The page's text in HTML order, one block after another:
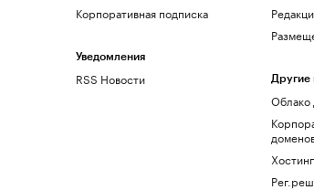
Корпоративная подписка
Уведомления
RSS Новости Другие
Облако